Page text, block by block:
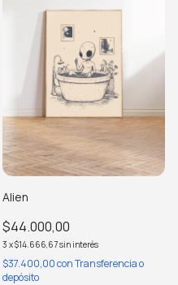
Alien
$44.000,00
3 x$14.666,67sin interés
$37.400,00conTransferencia o
depósito